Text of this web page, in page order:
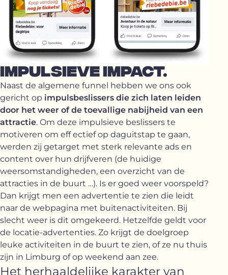
IMPULSIEVE IMPACT.
Naast de algemene funnel hebben we ons ook
gericht op impulsbeslissers die zich laten leiden
door het weer of de toevallige nabijheid van een
attractie. Om deze impulsieve beslissers te
motiveren om eff ectief op daguitstap te gaan,
werden zij getarget met sterk relevante ads en
content over hun drijfveren (de huidige
weersomstandigheden, een overzicht van de
attracties in de buurt …). Is er goed weer voorspeld?
Dan krijgt men een advertentie te zien die leidt
naar de webpagina met buitenactiviteiten. Bij
slecht weer is dit omgekeerd. Hetzelfde geldt voor
de locatie-advertenties. Zo krijgt de doelgroep
leuke activiteiten in de buurt te zien, of ze nu thuis
zijn in Limburg of op weekend aan zee.
herhaaldelijke karakter van